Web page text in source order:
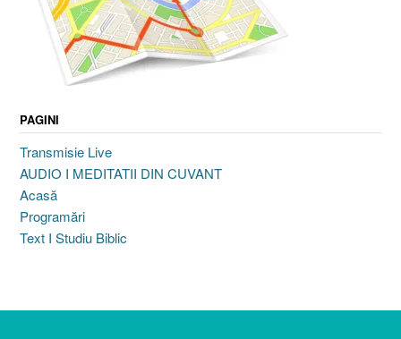
PAGINI
Transmisie Live
AUDIO I MEDITATII DIN CUVANT
Acasă
Programări
Text I Studiu Biblic